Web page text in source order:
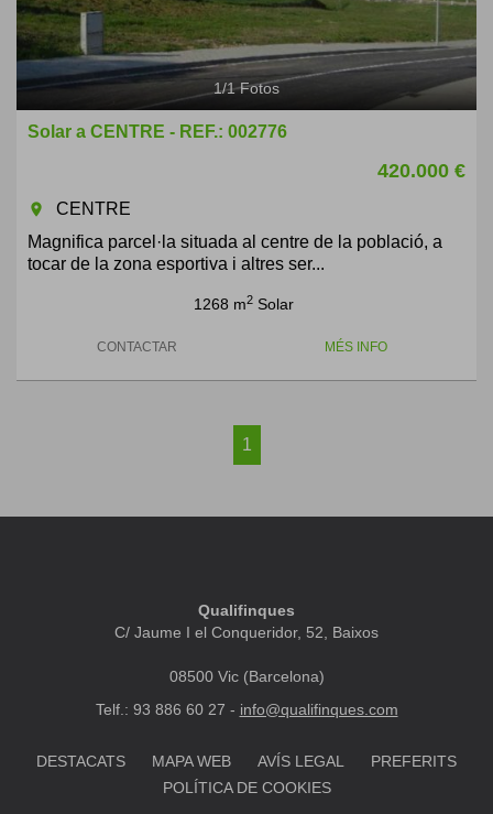
1/1Fotos
Solar a CENTRE - REF.: 002776
420.000 €
room
CENTRE
Magnifica parcel·la situada al centre de la població, a
tocar de la zona esportiva i altres ser...
1268 m2 Solar
CONTACTAR MÉS INFO
1
Qualifinques
C/ Jaume I el Conqueridor, 52, Baixos
08500 Vic (Barcelona)
Telf.: 93 886 60 27 - info@qualifinques.com
DESTACATS MAPA WEB AVÍS LEGAL
PREFERITS
POLÍTICA DE COOKIES